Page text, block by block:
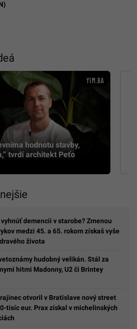
hodnotu stavby,
tvrdí architekt Peťo
vyhnúť demencii v starobe? Zmenou
medzi 45. a 65. rokom získaš vyše
života
hudobný velikán. Stál za
hitmi Madonny, U2 či Brintey
otvoril v Bratislave nový street
tisíc eur. Prax získal v michelinských